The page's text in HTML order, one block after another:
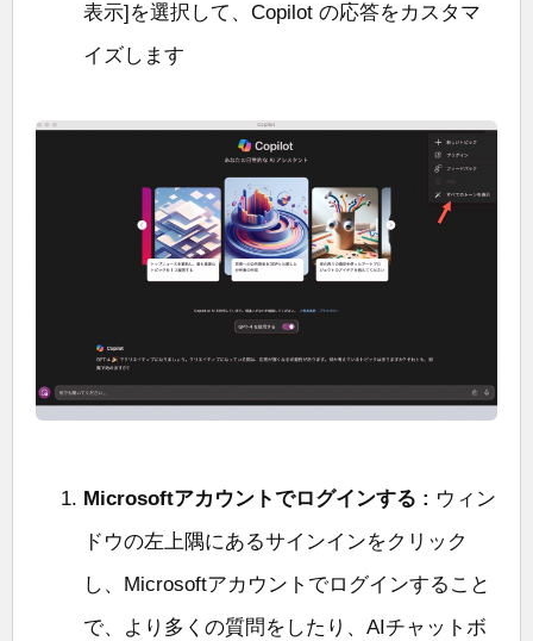
表示]を選択して、Copilot の応答をカスタマ
イズします
Microsoftアカウントでログインする : ウィン
ドウの左上隅にあるサインインをクリック
し、Microsoftアカウントでログインすること
で、より多くの質問をしたり、AIチャットボ